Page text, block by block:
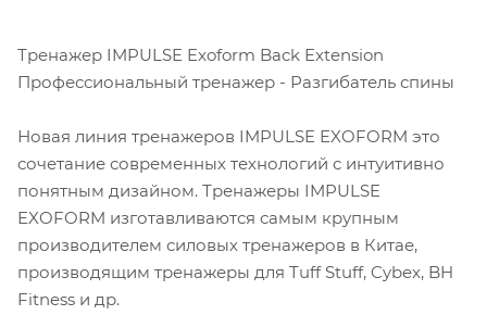
Тренажер IMPULSE Exoform Back Extension
Профессиональный тренажер - Разгибатель спины
Новая линия тренажеров IMPULSE EXOFORM это
сочетание современных технологий с интуитивно
понятным дизайном. Тренажеры IMPULSE
EXOFORM изготавливаются самым крупным
производителем силовых тренажеров в Китае,
производящим тренажеры для Tuff Stuff, Cybex, BH
Fitness и др.